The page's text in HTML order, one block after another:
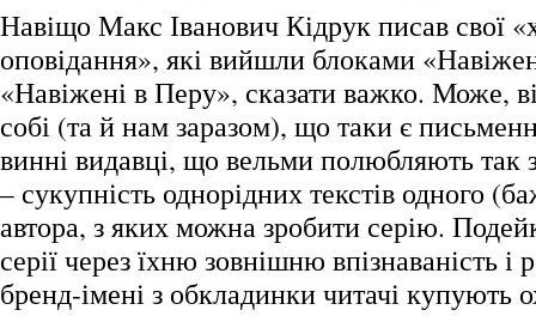
Навіщо Макс Іванович Кідрук писав свої
оповідання», які вийшли блоками
«Навіжені в Перу», сказати важко. Може,
собі (та й нам заразом), що таки є
винні видавці, що вельми полюбляють так
– сукупність однорідних текстів одного
автора, з яких можна зробити серію.
серії через їхню зовнішню впізнаваність і
бренд-імені з обкладинки читачі купують